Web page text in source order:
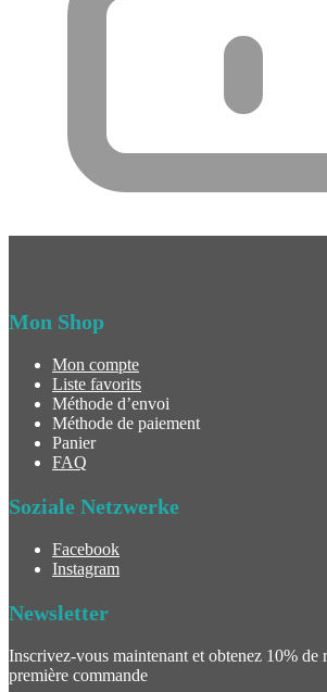
Mon Shop
Mon compte
Liste favorits
Méthode d’envoi
Méthode de paiement
Panier
FAQ
Soziale Netzwerke
Facebook
Instagram
Newsletter
Inscrivez-vous maintenant et obtenez 10% de
première commande